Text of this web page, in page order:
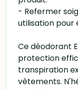
- Refermer
utilisation pour
Ce déodorant
protection
transpiration
vêtements.